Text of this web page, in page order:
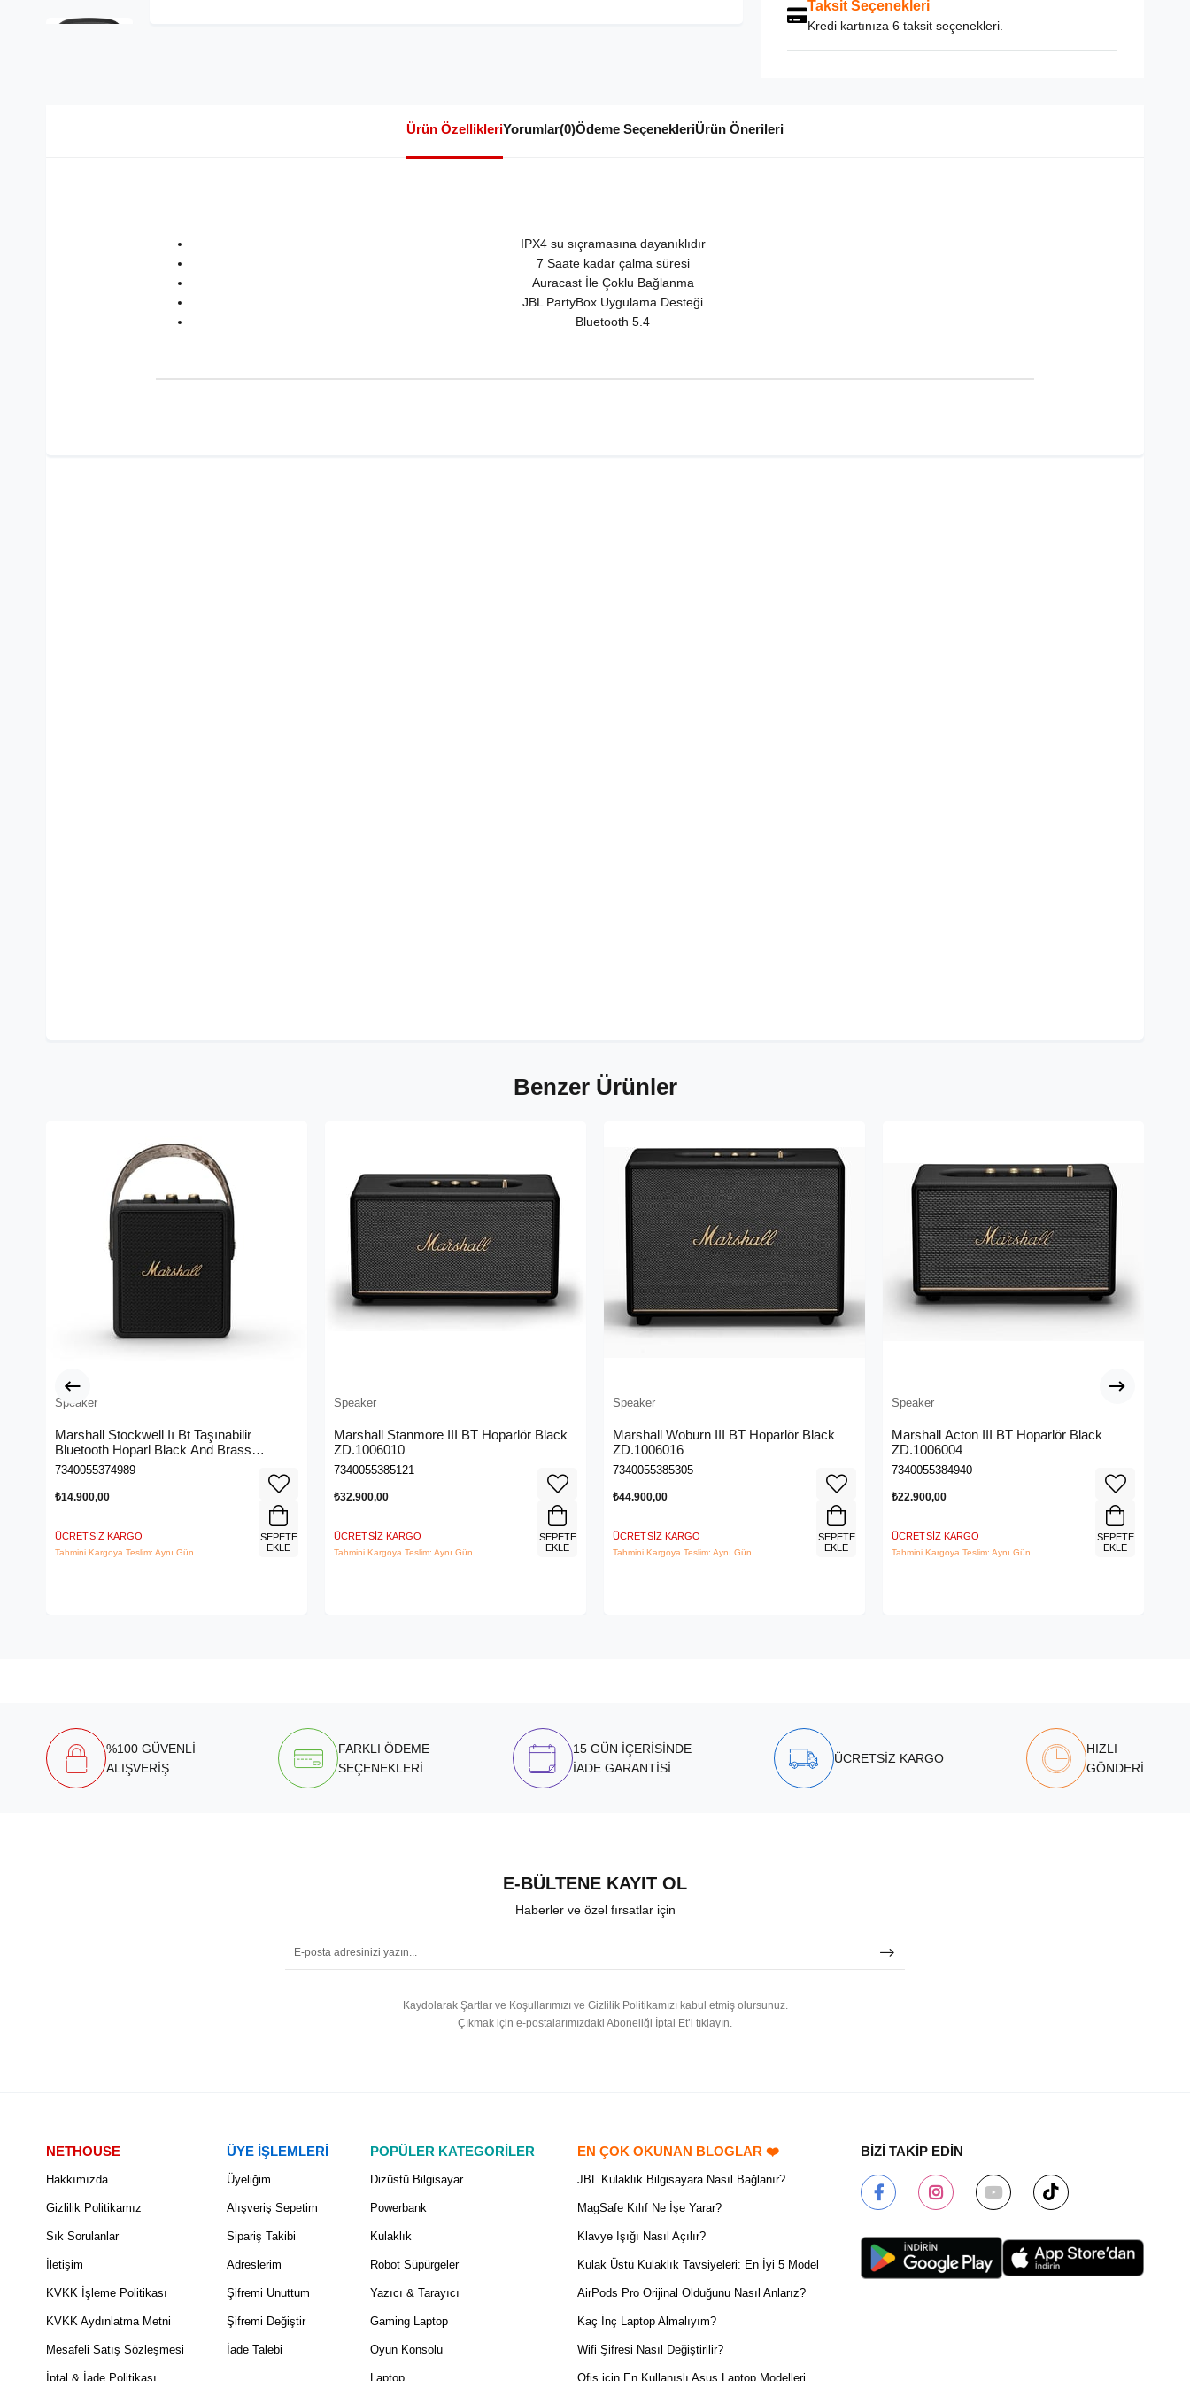
Taksit Seçenekleri
Kredi kartınıza 6 taksit seçenekleri.
Ürün ÖzellikleriYorumlar(0)Ödeme SeçenekleriÜrün Önerileri
IPX4 su sıçramasına dayanıklıdır
7 Saate kadar çalma süresi
Auracast İle Çoklu Bağlanma
JBL PartyBox Uygulama Desteği
Bluetooth 5.4
Benzer Ürünler
Speaker
Marshall Stockwell Iı Bt Taşınabilir
Bluetooth Hoparl Black And Brass
Zd.1005544
7340055374989
₺14.900,00
ÜCRETSIZ KARGO
Tahmini Kargoya Teslim: Aynı Gün
SEPETE
EKLE
Speaker
Marshall Stanmore III BT Hoparlör Black
ZD.1006010
7340055385121
₺32.900,00
ÜCRETSIZ KARGO
Tahmini Kargoya Teslim: Aynı Gün
SEPETE
EKLE
Speaker
Marshall Woburn III BT Hoparlör Black
ZD.1006016
7340055385305
₺44.900,00
ÜCRETSIZ KARGO
Tahmini Kargoya Teslim: Aynı Gün
SEPETE
EKLE
Speaker
Marshall Acton III BT Hoparlör Black
ZD.1006004
7340055384940
₺22.900,00
ÜCRETSIZ KARGO
Tahmini Kargoya Teslim: Aynı Gün
SEPETE
EKLE
%100 GÜVENLİ
ALIŞVERİŞ
FARKLI ÖDEME
SEÇENEKLERİ
15 GÜN İÇERİSİNDE
İADE GARANTİSİ
ÜCRETSİZ KARGO
HIZLI
GÖNDERİ
E-BÜLTENE KAYIT OL
Haberler ve özel fırsatlar için
Kaydolarak Şartlar ve Koşullarımızı ve Gizlilik Politikamızı kabul etmiş olursunuz.
Çıkmak için e-postalarımızdaki Aboneliği İptal Et’i tıklayın.
NETHOUSE
Hakkımızda
Gizlilik Politikamız
Sık Sorulanlar
İletişim
KVKK İşleme Politikası
KVKK Aydınlatma Metni
Mesafeli Satış Sözleşmesi
İptal & İade Politikası
ÜYE İŞLEMLERİ
Üyeliğim
Alışveriş Sepetim
Sipariş Takibi
Adreslerim
Şifremi Unuttum
Şifremi Değiştir
İade Talebi
POPÜLER KATEGORİLER
Dizüstü Bilgisayar
Powerbank
Kulaklık
Robot Süpürgeler
Yazıcı & Tarayıcı
Gaming Laptop
Oyun Konsolu
Laptop
EN ÇOK OKUNAN BLOGLAR ❤️
JBL Kulaklık Bilgisayara Nasıl Bağlanır?
MagSafe Kılıf Ne İşe Yarar?
Klavye Işığı Nasıl Açılır?
Kulak Üstü Kulaklık Tavsiyeleri: En İyi 5 Model
AirPods Pro Orijinal Olduğunu Nasıl Anlarız?
Kaç İnç Laptop Almalıyım?
Wifi Şifresi Nasıl Değiştirilir?
Ofis için En Kullanışlı Asus Laptop Modelleri
BİZİ TAKİP EDİN